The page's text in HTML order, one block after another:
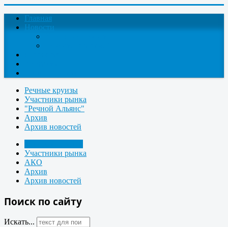
Главная
Новости
Речные круизы
Участники рынка
"Речной Альянс"
Архив
Архив новостей
Участники рынка
АКО
Архив
Архив новостей
Поиск по сайту
Искать...